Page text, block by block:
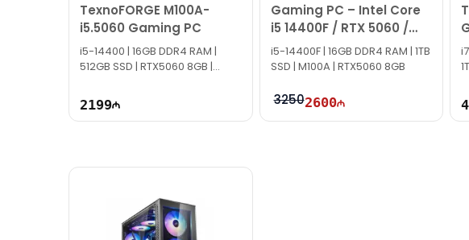
Bizə maraq göstərdiyiniz üçün təşəkkür edirik!
TexnoFORGE M100A-
i5.5060 Gaming PC
i5-14400 | 16GB DDR4 RAM |
512GB SSD | RTX5060 8GB |
2199
Gaming PC – Intel Core
i5 14400F / RTX 5060 /
16GB / 1TB
i5-14400F | 16GB DDR4 RAM | 1TB
SSD | M100A | RTX5060 8GB
32502600